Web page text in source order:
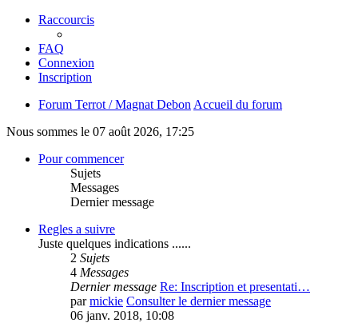
Raccourcis
FAQ
Connexion
Inscription
Forum Terrot / Magnat Debon Accueil du forum
Nous sommes le 07 août 2026, 17:25
Pour commencer
Sujets
Messages
Dernier message
Regles a suivre
Juste quelques indications ......
2 Sujets
4 Messages
Dernier message Re: Inscription et presentati…
parmickie Consulter le dernier message
06 janv. 2018, 10:08